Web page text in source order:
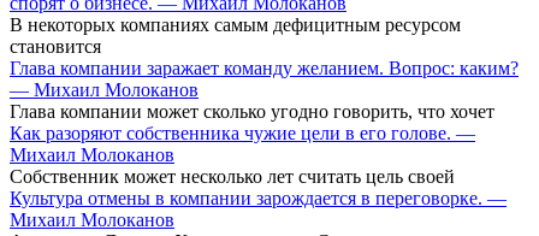
В некоторых компаниях самым дефицитным ресурсом
становится
Глава компании заражает команду желанием. Вопрос: каким?
— Михаил Молоканов
Глава компании может сколько угодно говорить, что хочет
Как разоряют собственника чужие цели в его голове. —
Михаил Молоканов
Собственник может несколько лет считать цель своей
Культура отмены в компании зарождается в переговорке. —
Михаил Молоканов